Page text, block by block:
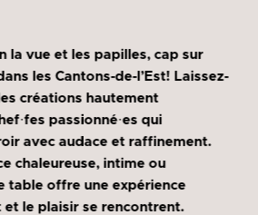
la vue et les papilles, cap sur
les Cantons-de-l’Est! Laissez-
créations hautement
passionné·es qui
avec audace et raffinement.
chaleureuse, intime ou
table offre une expérience
et le plaisir se rencontrent.